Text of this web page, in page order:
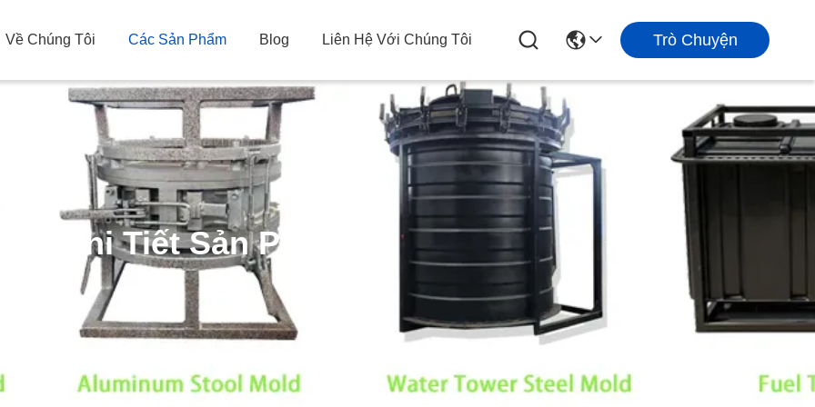
Về Chúng Tôi Các Sản Phẩm Blog Liên Hệ Với Chúng Tôi Trò Chuyện
Chi Tiết Sản Phẩm